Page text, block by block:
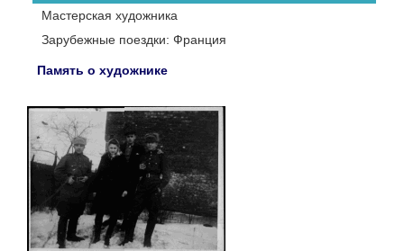
Мастерская художника
Зарубежные поездки: Франция
Память о художнике